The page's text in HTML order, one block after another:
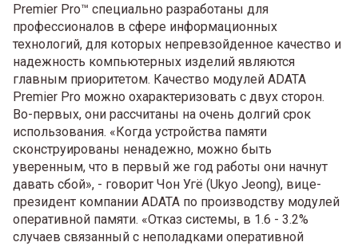
Premier Pro™ специально разработаны для
профессионалов в сфере информационных
технологий, для которых непревзойденное качество и
надежность компьютерных изделий являются
главным приоритетом. Качество модулей ADATA
Premier Pro можно охарактеризовать с двух сторон.
Во-первых, они рассчитаны на очень долгий срок
использования. «Когда устройства памяти
сконструированы ненадежно, можно быть
уверенным, что в первый же год работы они начнут
давать сбой», - говорит Чон Угё (Ukyo Jeong), вице-
президент компании ADATA по производству модулей
оперативной памяти. «Отказ системы, в 1.6 - 3.2%
случаев связанный с неполадками оперативной